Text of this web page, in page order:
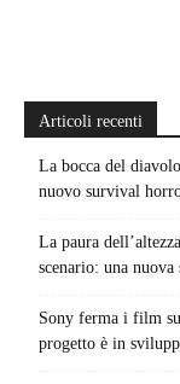
Articoli recenti
La bocca del
nuovo survival
La paura
scenario: una
Sony ferma i film
progetto è in